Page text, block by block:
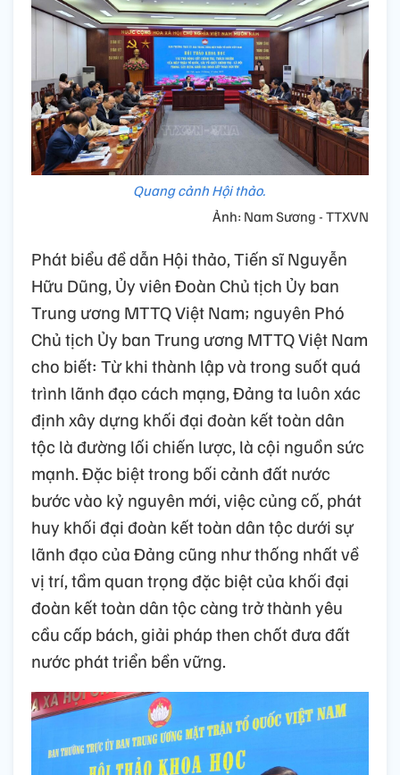
Quang cảnh Hội thảo.
Ảnh: Nam Sương - TTXVN
Phát biểu đề dẫn Hội thảo, Tiến sĩ Nguyễn
Hữu Dũng, Ủy viên Đoàn Chủ tịch Ủy ban
Trung ương MTTQ Việt Nam; nguyên Phó
Chủ tịch Ủy ban Trung ương MTTQ Việt Nam
cho biết: Từ khi thành lập và trong suốt quá
trình lãnh đạo cách mạng, Đảng ta luôn xác
định xây dựng khối đại đoàn kết toàn dân
tộc là đường lối chiến lược, là cội nguồn sức
mạnh. Đặc biệt trong bối cảnh đất nước
bước vào kỷ nguyên mới, việc củng cố, phát
huy khối đại đoàn kết toàn dân tộc dưới sự
lãnh đạo của Đảng cũng như thống nhất về
vị trí, tầm quan trọng đặc biệt của khối đại
đoàn kết toàn dân tộc càng trở thành yêu
cầu cấp bách, giải pháp then chốt đưa đất
nước phát triển bền vững.